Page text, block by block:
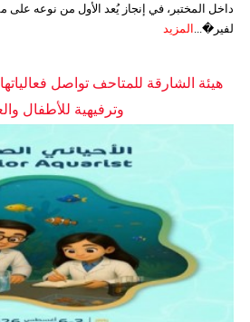
داخل المختبر، في إنجاز يُعد الأول من نوعه
لفير�...
المزيد
هيئة الشارقة للمتاحف تواصل
وترفيهية للأطفال